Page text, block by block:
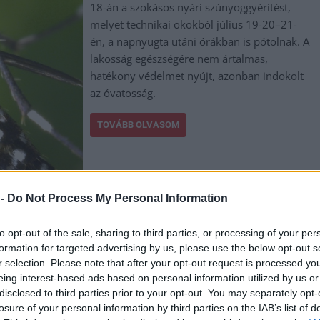
Do Not Process My Personal Information
opt-out of the sale, sharing to third parties, or processing of your
for targeted advertising by us, please use the below opt-out
selection. Please note that after your opt-out request is processed
interest-based ads based on personal information utilized by us
to third parties prior to your opt-out. You may separately
of your personal information by third parties on the IAB’s list of
18-án a szokásos nyári szúnyoggyérítést,
melyet technikai okokból július 19-20–21-
én, a napnyugta utáni órákban is pótolnak. A
lakosság egészségére nem ártalmas,
hatékony védelmet nyújt, azonban indokolt
az óvatosság.
TOVÁBB OLVASOM
,szúnyoggyérítés,védekezés,vegyszer
hektárt kezelnek a héten
A hét során összesen tíz megyében, mintegy
130 településen, több mint 35 ezer hektáron